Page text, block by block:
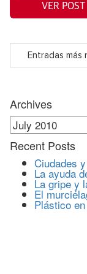
VER POST
Entradas más
Archives
Archives
Recent Posts
Ciudades
La ayuda
La gripe y
El
Plástico